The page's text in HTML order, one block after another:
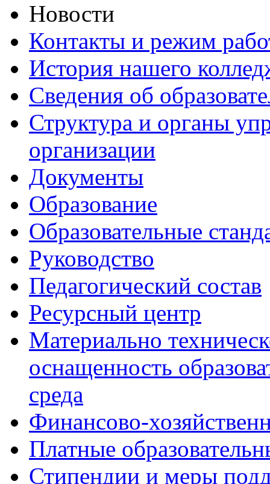
Новости
Контакты и режим
История нашего
Сведения об
Структура и органы
организации
Документы
Образование
Образовательные
Руководство
Педагогический состав
Ресурсный центр
Материально
оснащенность
среда
Финансово-
Платные
Стипендии и меры